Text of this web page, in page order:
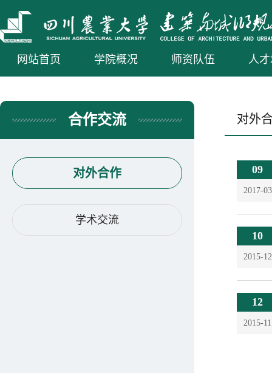
网站首页 学院概况 师资队伍 人
合作交流
对外合作
学术交流
对外
09
2017-03
10
2015-12
12
2015-11